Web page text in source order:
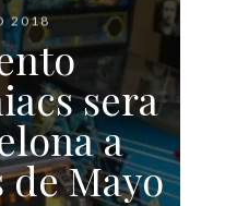
2018
sera
a
Mayo